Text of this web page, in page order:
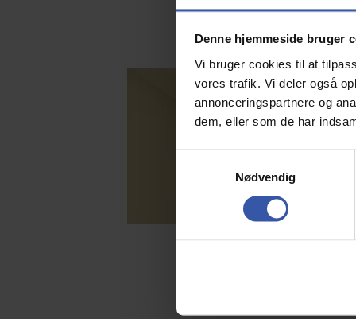
Denne hjemmeside bruger
Vi bruger cookies til at
vores trafik. Vi deler også
annonceringspartnere og
dem, eller som de har
v
Nødvendig